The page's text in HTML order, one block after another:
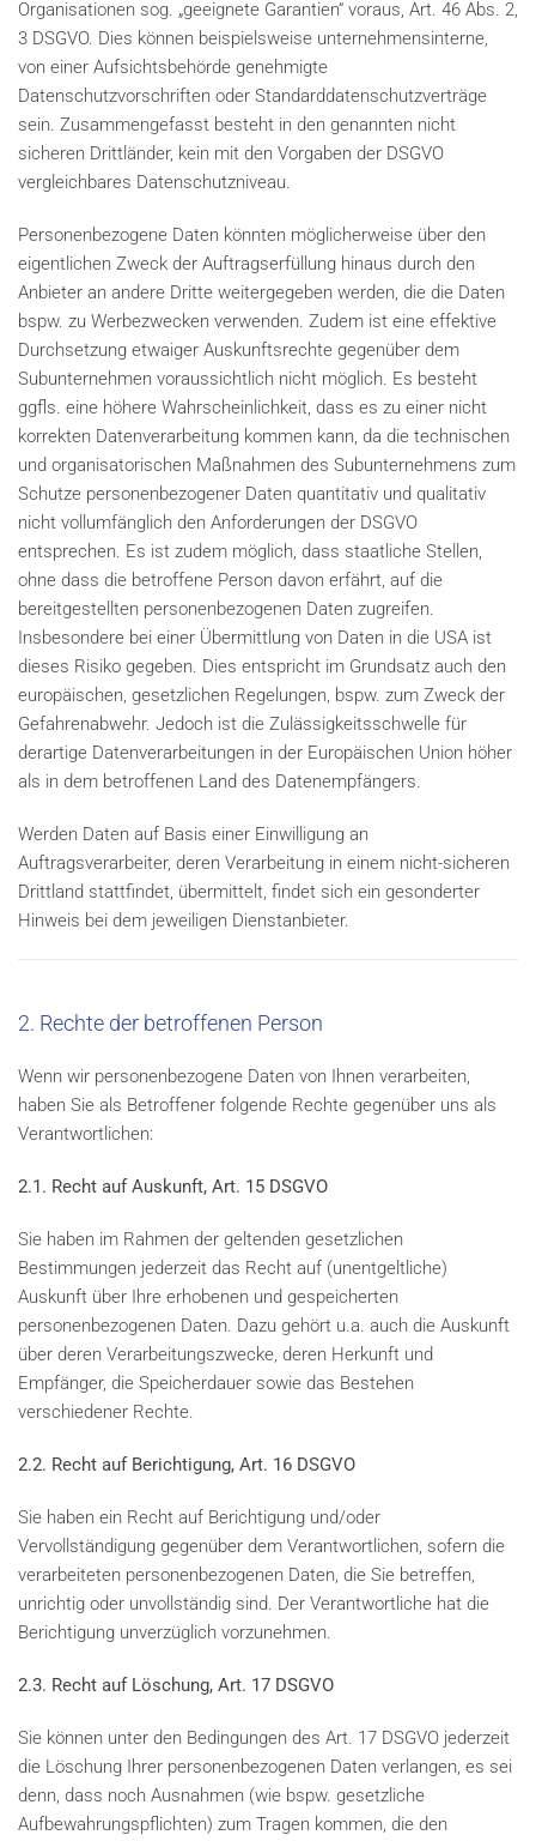
Organisationen sog. „geeignete Garantien“ voraus, Art. 46 Abs. 2,
3 DSGVO. Dies können beispielsweise unternehmensinterne,
von einer Aufsichtsbehörde genehmigte
Datenschutzvorschriften oder Standarddatenschutzverträge
sein. Zusammengefasst besteht in den genannten nicht
sicheren Drittländer, kein mit den Vorgaben der DSGVO
vergleichbares Datenschutzniveau.
Personenbezogene Daten könnten möglicherweise über den
eigentlichen Zweck der Auftragserfüllung hinaus durch den
Anbieter an andere Dritte weitergegeben werden, die die Daten
bspw. zu Werbezwecken verwenden. Zudem ist eine effektive
Durchsetzung etwaiger Auskunftsrechte gegenüber dem
Subunternehmen voraussichtlich nicht möglich. Es besteht
ggfls. eine höhere Wahrscheinlichkeit, dass es zu einer nicht
korrekten Datenverarbeitung kommen kann, da die technischen
und organisatorischen Maßnahmen des Subunternehmens zum
Schutze personenbezogener Daten quantitativ und qualitativ
nicht vollumfänglich den Anforderungen der DSGVO
entsprechen. Es ist zudem möglich, dass staatliche Stellen,
ohne dass die betroffene Person davon erfährt, auf die
bereitgestellten personenbezogenen Daten zugreifen.
Insbesondere bei einer Übermittlung von Daten in die USA ist
dieses Risiko gegeben. Dies entspricht im Grundsatz auch den
europäischen, gesetzlichen Regelungen, bspw. zum Zweck der
Gefahrenabwehr. Jedoch ist die Zulässigkeitsschwelle für
derartige Datenverarbeitungen in der Europäischen Union höher
als in dem betroffenen Land des Datenempfängers.
Werden Daten auf Basis einer Einwilligung an
Auftragsverarbeiter, deren Verarbeitung in einem nicht-sicheren
Drittland stattfindet, übermittelt, findet sich ein gesonderter
Hinweis bei dem jeweiligen Dienstanbieter.
2. Rechte der betroffenen Person
Wenn wir personenbezogene Daten von Ihnen verarbeiten,
haben Sie als Betroffener folgende Rechte gegenüber uns als
Verantwortlichen:
2.1. Recht auf Auskunft, Art. 15 DSGVO
Sie haben im Rahmen der geltenden gesetzlichen
Bestimmungen jederzeit das Recht auf (unentgeltliche)
Auskunft über Ihre erhobenen und gespeicherten
personenbezogenen Daten. Dazu gehört u.a. auch die Auskunft
über deren Verarbeitungszwecke, deren Herkunft und
Empfänger, die Speicherdauer sowie das Bestehen
verschiedener Rechte.
2.2. Recht auf Berichtigung, Art. 16 DSGVO
Sie haben ein Recht auf Berichtigung und/oder
Vervollständigung gegenüber dem Verantwortlichen, sofern die
verarbeiteten personenbezogenen Daten, die Sie betreffen,
unrichtig oder unvollständig sind. Der Verantwortliche hat die
Berichtigung unverzüglich vorzunehmen.
2.3. Recht auf Löschung, Art. 17 DSGVO
Sie können unter den Bedingungen des Art. 17 DSGVO jederzeit
die Löschung Ihrer personenbezogenen Daten verlangen, es sei
denn, dass noch Ausnahmen (wie bspw. gesetzliche
Aufbewahrungspflichten) zum Tragen kommen, die den